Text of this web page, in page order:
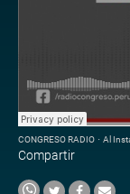
CONGRESO RADIO · Al
Compartir